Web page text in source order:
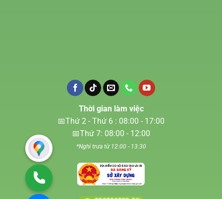
Thời gian làm việc
📅Thứ 2 - Thứ 6 : 08:00 - 17:00
📅Thứ 7: 08:00 - 12:00
*Nghỉ trưa từ 12:00 - 13:30